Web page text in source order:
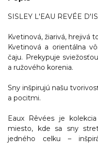
SISLEY L'EAU REVÉE
Kvetinová, žiarivá, hrejivá
Kvetinová a orientálna
čaju. Prekypuje
a ružového korenia.
Sny inšpirujú našu
a pocitmi.
Eaux Rêvées je
miesto, kde sa sny
jedného celku –